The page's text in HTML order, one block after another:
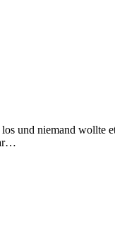
und niemand wollte